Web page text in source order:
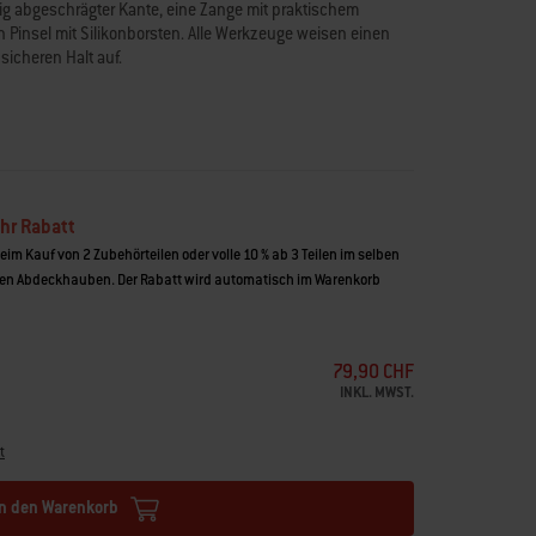
abgeschrägter Kante, eine Zange mit praktischem
mit Silikonborsten. Alle Werkzeuge weisen einen
Halt auf.
Pinsel
Halt
Rabatt
Kauf von 2 Zubehörteilen oder volle 10 % ab 3 Teilen im selben
Abdeckhauben. Der Rabatt wird automatisch im Warenkorb
79,90 CHF
INKL. MWST.
den Warenkorb